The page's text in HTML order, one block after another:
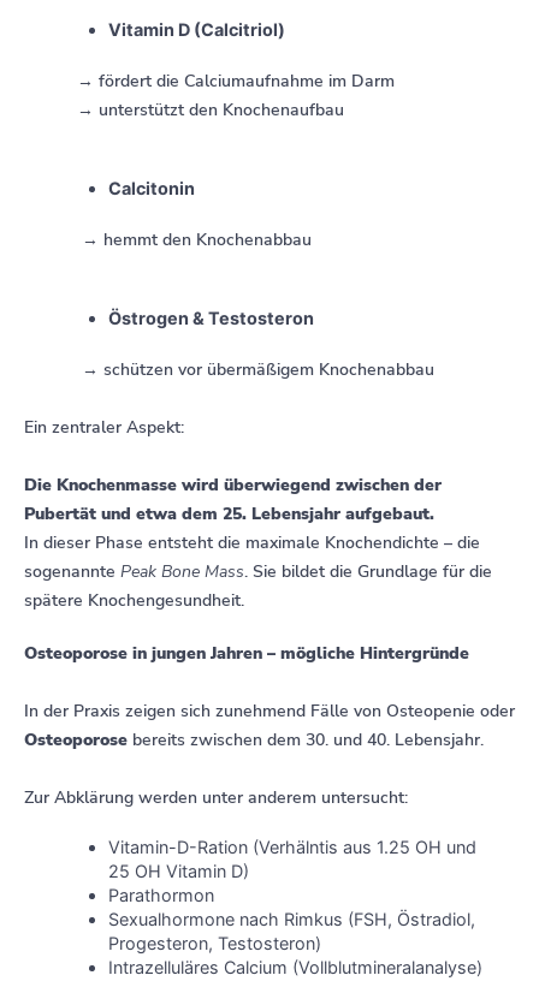
Vitamin D (Calcitriol)
→ fördert die Calciumaufnahme im Darm
→ unterstützt den Knochenaufbau
Calcitonin
→ hemmt den Knochenabbau
Östrogen & Testosteron
→ schützen vor übermäßigem Knochenabbau
Ein zentraler Aspekt:
Die Knochenmasse wird überwiegend zwischen der
Pubertät und etwa dem 25. Lebensjahr aufgebaut.
In dieser Phase entsteht die maximale Knochendichte – die
sogenannte Peak Bone Mass. Sie bildet die Grundlage für die
spätere Knochengesundheit.
Osteoporose in jungen Jahren – mögliche Hintergründe
In der Praxis zeigen sich zunehmend Fälle von Osteopenie oder
Osteoporose bereits zwischen dem 30. und 40. Lebensjahr.
Zur Abklärung werden unter anderem untersucht:
Vitamin-D-Ration (Verhälntis aus 1.25 OH und
25 OH Vitamin D)
Parathormon
Sexualhormone nach Rimkus (FSH, Östradiol,
Progesteron, Testosteron)
Intrazelluläres Calcium (Vollblutmineralanalyse)